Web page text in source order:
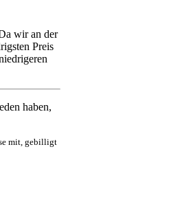
wir an der
Preis
haben,
mit, gebilligt